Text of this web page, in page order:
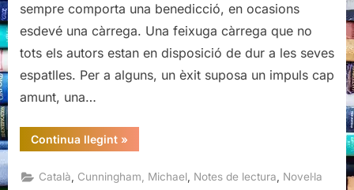
sempre comporta una benedicció, en ocasions
esdevé una càrrega. Una feixuga càrrega que no
tots els autors estan en disposició de dur a les seves
espatlles. Per a alguns, un èxit suposa un impuls cap
amunt, una…
Continua llegint“Quan
cau
nit,
Michael
»
Català Cunningham, Michael Notes de lectura Novel·la